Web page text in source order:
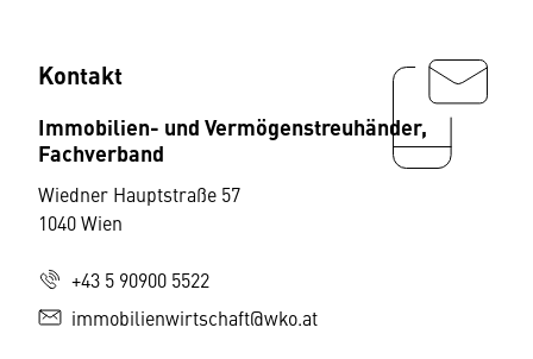
Kontakt
Immobilien- und Vermögenstreuhänder,
Fachverband
Wiedner Hauptstraße 57
1040 Wien
+43 5 90900 5522
immobilienwirtschaft@wko.at